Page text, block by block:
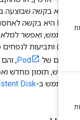
של
Pod, והם
ב-Disk